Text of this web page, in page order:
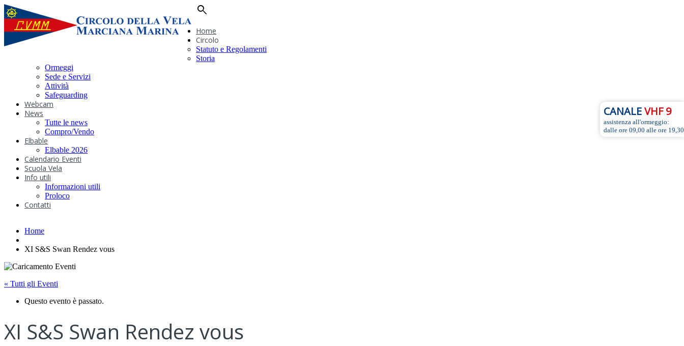
search
Home
Circolo
Statuto e Regolamenti
Storia
Ormeggi
Sede e Servizi
Attività
Safeguarding
Webcam
News
Tutte le news
Compro/Vendo
Elbable
Elbable 2026
Calendario Eventi
Scuola Vela
Info utili
Informazioni utili
Proloco
Contatti
CANALEVHF 9
assistenza all'ormeggio:
dalle ore 09,00 alle ore 19,30
Home
XI S&S Swan Rendez vous
« Tutti gli Eventi
Questo evento è passato.
XI S&S Swan Rendez vous